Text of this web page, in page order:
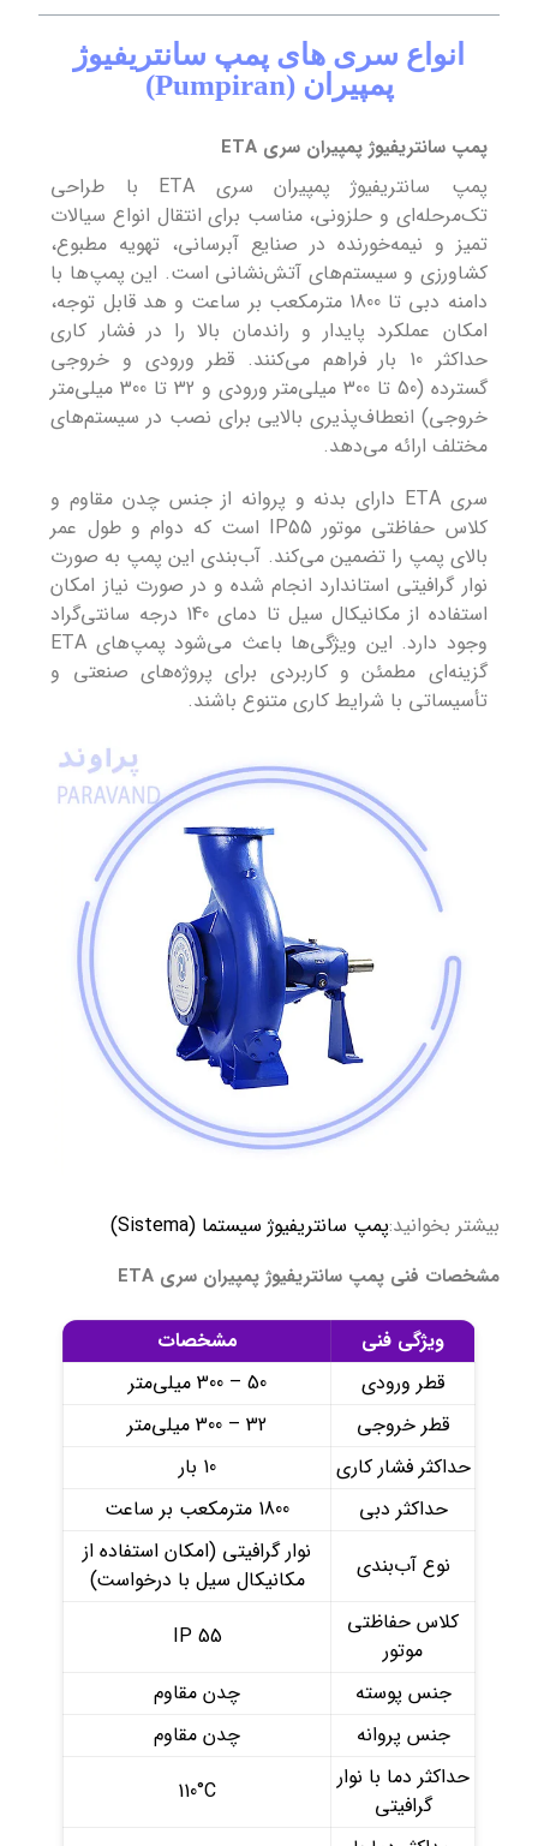
انواع سری های پمپ سانتریفیوژ
پمپیران (Pumpiran)
پمپ سانتریفیوژ پمپیران سری ETA
پمپ سانتریفیوژ پمپیران سری ETA با طراحی
تک‌مرحله‌ای و حلزونی، مناسب برای انتقال انواع سیالات
تمیز و نیمه‌خورنده در صنایع آبرسانی، تهویه مطبوع،
کشاورزی و سیستم‌های آتش‌نشانی است. این پمپ‌ها با
دامنه دبی تا 1800 مترمکعب بر ساعت و هد قابل توجه،
امکان عملکرد پایدار و راندمان بالا را در فشار کاری
حداکثر 10 بار فراهم می‌کنند. قطر ورودی و خروجی
گسترده (50 تا 300 میلی‌متر ورودی و 32 تا 300 میلی‌متر
خروجی) انعطاف‌پذیری بالایی برای نصب در سیستم‌های
مختلف ارائه می‌دهد.
سری ETA دارای بدنه و پروانه از جنس چدن مقاوم و
کلاس حفاظتی موتور IP55 است که دوام و طول عمر
بالای پمپ را تضمین می‌کند. آب‌بندی این پمپ به صورت
نوار گرافیتی استاندارد انجام شده و در صورت نیاز امکان
استفاده از مکانیکال سیل تا دمای 140 درجه سانتی‌گراد
وجود دارد. این ویژگی‌ها باعث می‌شود پمپ‌های ETA
گزینه‌ای مطمئن و کاربردی برای پروژه‌های صنعتی و
تأسیساتی با شرایط کاری متنوع باشند.
بیشتر بخوانید:پمپ سانتریفیوژ سیستما (Sistema)
مشخصات فنی پمپ سانتریفیوژ پمپیران سری ETA
ویژگی فنی
مشخصات
قطر ورودی
50 – 300 میلی‌متر
قطر خروجی
32 – 300 میلی‌متر
حداکثر فشار کاری
10 بار
حداکثر دبی
1800 مترمکعب بر ساعت
نوع آب‌بندی
نوار گرافیتی (امکان استفاده از
مکانیکال سیل با درخواست)
کلاس حفاظتی
موتور
IP 55
جنس پوسته
چدن مقاوم
جنس پروانه
چدن مقاوم
حداکثر دما با نوار
گرافیتی
110°C